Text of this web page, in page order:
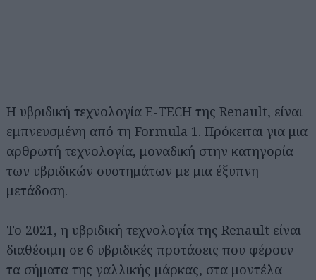
Η υβριδική τεχνολογία E-TECH της Renault, είναι
εμπνευσμένη από τη Formula 1. Πρόκειται για μια
αρθρωτή τεχνολογία, μοναδική στην κατηγορία
των υβριδικών συστημάτων με μια έξυπνη
μετάδοση.
Το 2021, η υβριδική τεχνολογία της Renault είναι
διαθέσιμη σε 6 υβριδικές προτάσεις που φέρουν
τα σήματα της γαλλικής μάρκας, στα μοντέλα